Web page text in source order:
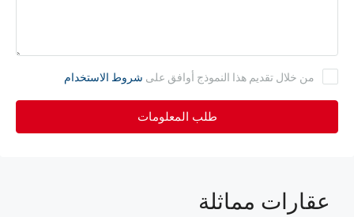
من خلال تقديم هذا النموذج أوافق على شروط الاستخدام
طلب المعلومات
عقارات مماثلة